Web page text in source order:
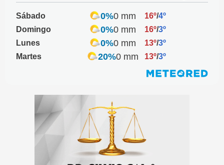
Sábado 0%0 mm 16º/4º
Domingo
0%0 mm 16º/3º
Lunes
0%0 mm 13º/3º
Martes
20%0 mm 13º/3º